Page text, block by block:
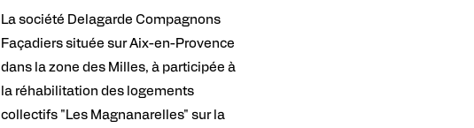
La société Delagarde Compagnons
Façadiers située sur Aix-en-Provence
dans la zone des Milles, à participée à
la réhabilitation des logements
collectifs "Les Magnanarelles" sur la